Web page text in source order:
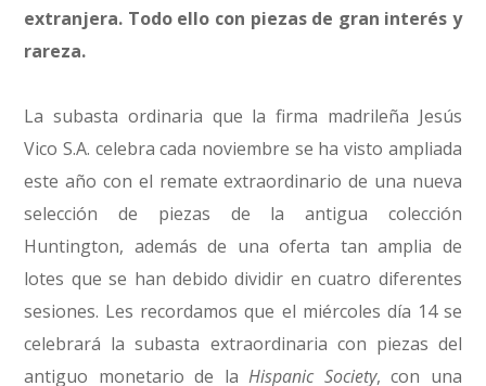
extranjera. Todo ello con piezas de gran interés y
rareza.
La subasta ordinaria que la firma madrileña Jesús
Vico S.A. celebra cada noviembre se ha visto ampliada
este año con el remate extraordinario de una nueva
selección de piezas de la antigua colección
Huntington, además de una oferta tan amplia de
lotes que se han debido dividir en cuatro diferentes
sesiones. Les recordamos que el miércoles día 14 se
celebrará la subasta extraordinaria con piezas del
antiguo monetario de laHispanic Society, con una